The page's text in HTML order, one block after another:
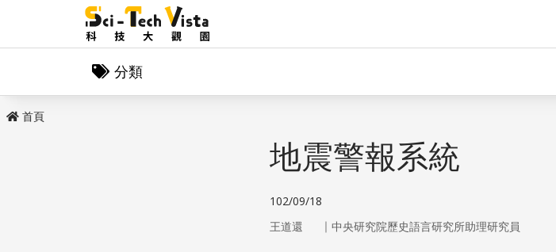
分類
首頁
地震警報系統
102/09/18
王道還 ｜ 中央研究院歷史語言研究所助理研究員